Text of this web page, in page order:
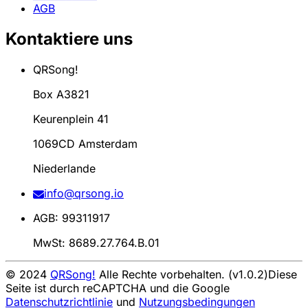
AGB
Kontaktiere uns
QRSong!
Box A3821
Keurenplein 41
1069CD Amsterdam
Niederlande
info@qrsong.io
AGB: 99311917
MwSt: 8689.27.764.B.01
© 2024 QRSong! Alle Rechte vorbehalten. (v1.0.2)Diese
Seite ist durch reCAPTCHA und die Google
Datenschutzrichtlinie und Nutzungsbedingungen